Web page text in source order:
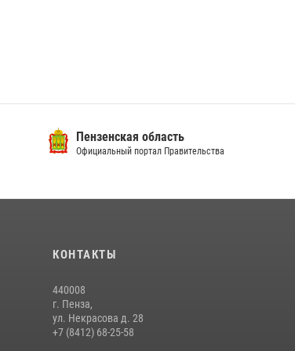
Пензенская область
Официальный портал Правительства
КОНТАКТЫ
440008
г. Пенза,
ул. Некрасова д. 28
+7 (8412) 68-25-58